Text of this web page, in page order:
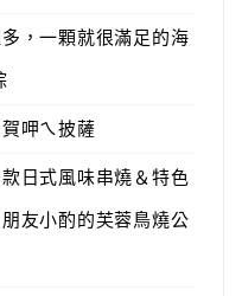
，一顆就很滿足的海
呷ㄟ披薩
日式風味串燒＆特色
友小酌的芙蓉鳥燒公